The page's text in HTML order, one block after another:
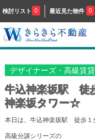
検討リスト 0 最近見た物件 0
デザイナーズ・高級賃貸
牛込神楽坂駅 徒
神楽坂タワー☆
本日は、牛込神楽坂駅 徒歩
高級分譲シリーズの